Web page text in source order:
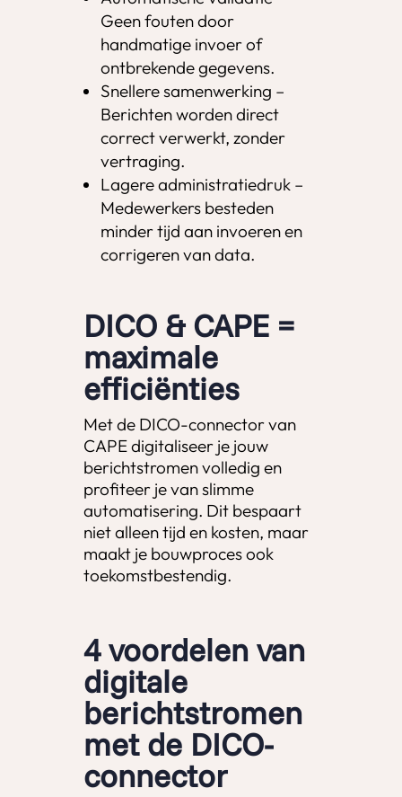
Geen fouten door
handmatige invoer of
ontbrekende gegevens.
Snellere samenwerking –
Berichten worden direct
correct verwerkt, zonder
vertraging.
Lagere administratiedruk –
Medewerkers besteden
minder tijd aan invoeren en
corrigeren van data.
DICO & CAPE =
maximale
efficiënties
Met de DICO-connector van
CAPE digitaliseer je jouw
berichtstromen volledig en
profiteer je van slimme
automatisering. Dit bespaart
niet alleen tijd en kosten, maar
maakt je bouwproces ook
toekomstbestendig.
4 voordelen van
digitale
berichtstromen
met de DICO-
connector